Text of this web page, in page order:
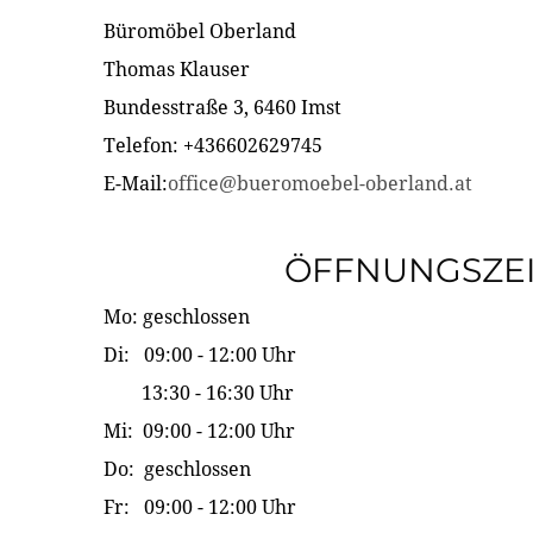
Büromöbel Oberland
Thomas Klauser
Bundesstraße 3, 6460 Imst
Telefon: +436602629745
E-Mail:office@bueromoebel-oberland.at
Mo: geschlossen
Di: 09:00 - 12:00 Uhr
13:30 - 16:30 Uhr
Mi: 09:00 - 12:00 Uhr
Do: geschlossen
Fr: 09:00 - 12:00 Uhr